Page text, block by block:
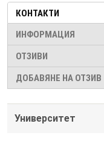
КОНТАКТИ
ИНФОРМАЦИЯ
ОТЗИВИ
ДОБАВЯНЕ НА ОТЗИВ
Университет